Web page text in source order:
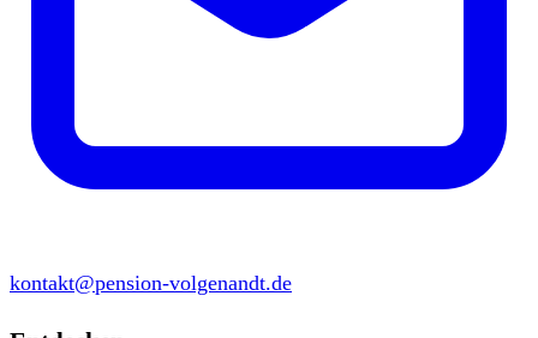
kontakt@pension-volgenandt.de